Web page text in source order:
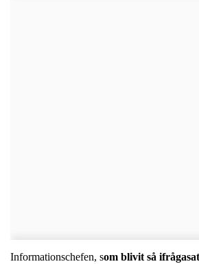
Informationschefen, som blivit så